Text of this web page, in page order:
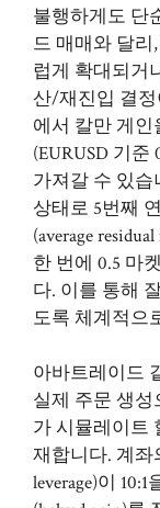
불행하게도 단
드 매매와 달
럽게 확대되거
산/재진입 결정
에서 칼만 게인
(EURUSD 기
가져갈 수 있습
상태로 5번째
(average
한 번에 0.5 마
다. 이를 통해
도록 체계적으
아바트레이드
실제 주문 생
가 시뮬레이트
재합니다. 계좌
leverage)이